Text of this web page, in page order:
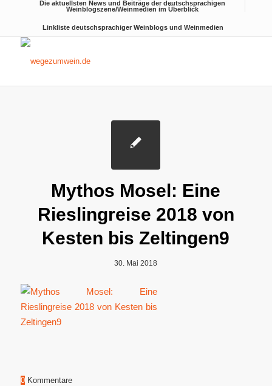
Die aktuellsten News und Beiträge der deutschsprachigen
Weinblogszene/Weinmedien im Überblick
Linkliste deutschsprachiger Weinblogs und Weinmedien
Mythos Mosel: Eine
Rieslingreise 2018 von
Kesten bis Zeltingen9
30. Mai 2018
0 Kommentare